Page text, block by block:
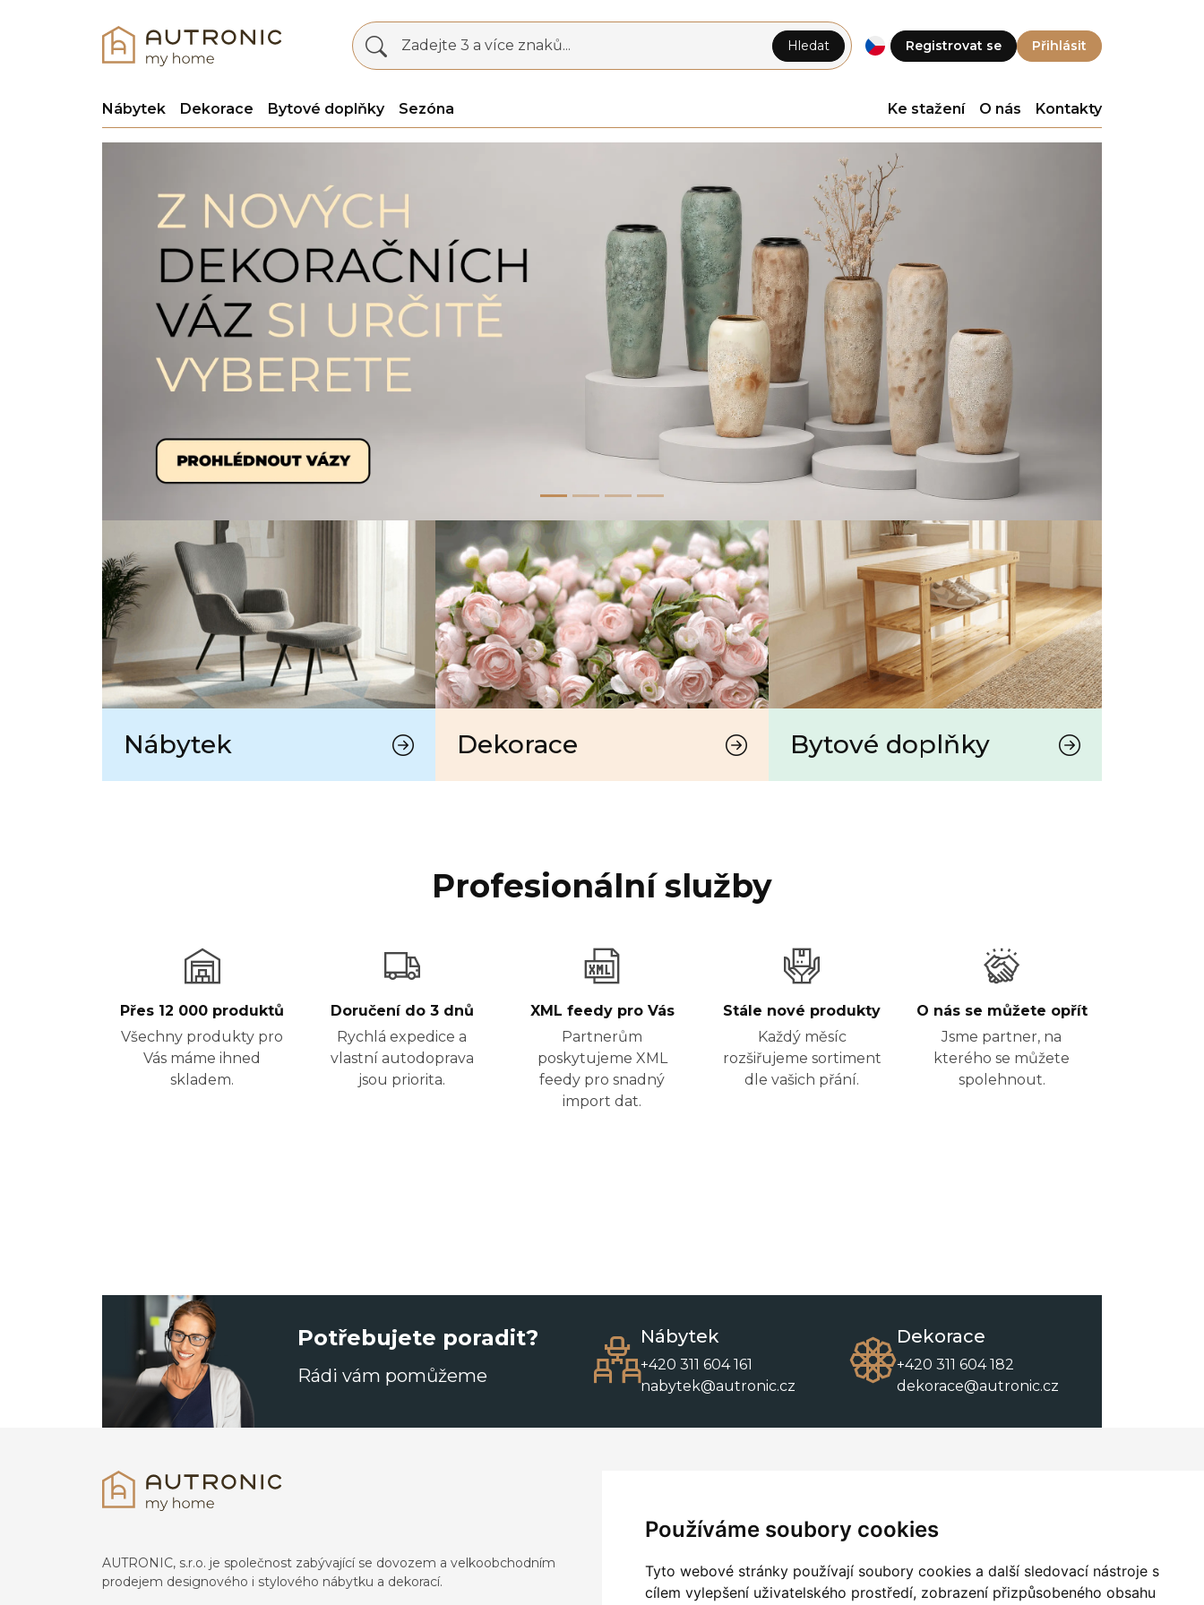
Používáme soubory cookies
Tyto webové stránky používají soubory cookies a další sledovací nástroje s
cílem vylepšení uživatelského prostředí, zobrazení přizpůsobeného obsahu
Registrovat se Přihlásit
Zadejte 3 a více znaků... Hledat
Nábytek Dekorace Bytové doplňky Sezóna Ke stažení O nás Kontakty
Nábytek Dekorace Bytové doplňky
Profesionální služby
Přes 12 000 produktů
Všechny produkty pro
Vás máme ihned
skladem.
Doručení do 3 dnů
Rychlá expedice a
vlastní autodoprava
jsou priorita.
XML feedy pro Vás
Partnerům
poskytujeme XML
feedy pro snadný
import dat.
Stále nové produkty
Každý měsíc
rozšiřujeme sortiment
dle vašich přání.
O nás se můžete opřít
Jsme partner, na
kterého se můžete
spolehnout.
Potřebujete poradit?
Rádi vám pomůžeme
Nábytek
+420 311 604 161
nabytek@autronic.cz
Dekorace
+420 311 604 182
dekorace@autronic.cz
AUTRONIC, s.r.o. je společnost zabývající se dovozem a velkoobchodním
prodejem designového i stylového nábytku a dekorací.
O nás